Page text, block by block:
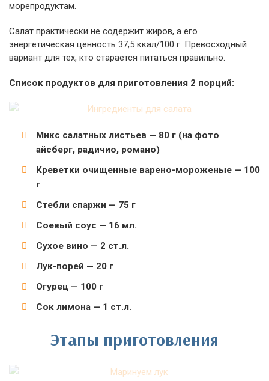
морепродуктам.
Салат практически не содержит жиров, а его
энергетическая ценность 37,5 ккал/100 г. Превосходный
вариант для тех, кто старается питаться правильно.
Список продуктов для приготовления 2 порций:
Микс салатных листьев — 80 г (на фото
айсберг, радичио, романо)
Креветки очищенные варено-мороженые — 100
г
Стебли спаржи — 75 г
Соевый соус — 16 мл.
Сухое вино — 2 ст.л.
Лук-порей — 20 г
Огурец — 100 г
Сок лимона — 1 ст.л.
Этапы приготовления